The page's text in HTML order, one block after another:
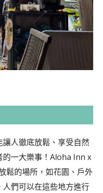
人徹底放鬆、享受自然
的一大樂事！Aloha Inn x
鬆的場所，如花園、戶外
們可以在這些地方進行